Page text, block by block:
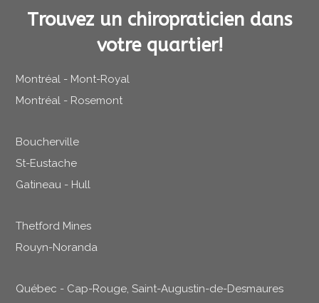
Trouvez un chiropraticien dans
votre quartier!
Montréal - Mont-Royal
Montréal - Rosemont
Boucherville
St-Eustache
Gatineau - Hull
Thetford Mines
Rouyn-Noranda
Québec - Cap-Rouge, Saint-Augustin-de-Desmaures